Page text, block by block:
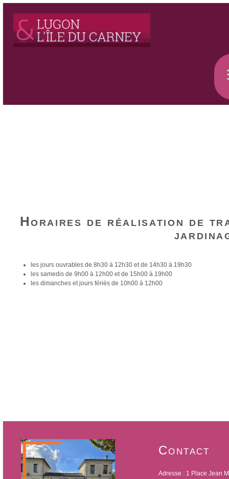
Horaires de réalisation de
les jours ouvrables de 8h30 à 12h30 et de 14h30 à 19h30
les samedis de 9h00 à 12h00 et de 15h00 à 19h00
les dimanches et jours fériés de 10h00 à 12h00
Contact
Adresse : 1 Place Jean